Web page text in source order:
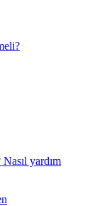
Nasıl yardım